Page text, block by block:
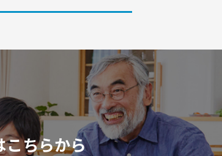
こちらから